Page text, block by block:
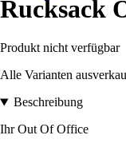
Rucksack
Produkt nicht verfügbar
Alle Varianten
Beschreibung
Ihr Out Of Office